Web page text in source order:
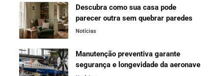
Descubra como sua casa pode
parecer outra sem quebrar paredes
Notícias
Manutenção preventiva garante
segurança e longevidade da aeronave